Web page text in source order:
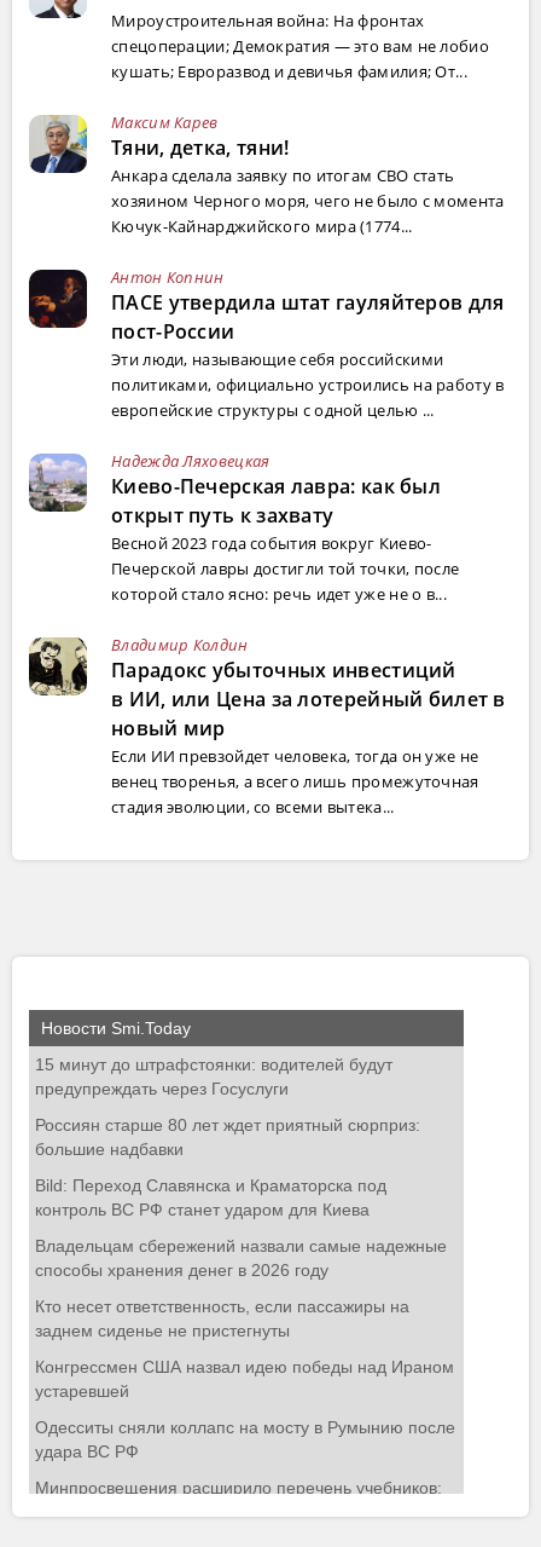
Мироустроительная война: На фронтах
спецоперации; Демократия — это вам не лобио
кушать; Евроразвод и девичья фамилия; От...
Максим Карев
Тяни, детка, тяни!
Анкара сделала заявку по итогам СВО стать
хозяином Черного моря, чего не было с момента
Кючук-Кайнарджийского мира (1774...
Антон Копнин
ПАСЕ утвердила штат гауляйтеров для
пост-России
Эти люди, называющие себя российскими
политиками, официально устроились на работу в
европейские структуры с одной целью ...
Надежда Ляховецкая
Киево-Печерская лавра: как был
открыт путь к захвату
Весной 2023 года события вокруг Киево-
Печерской лавры достигли той точки, после
которой стало ясно: речь идет уже не о в...
Владимир Колдин
Парадокс убыточных инвестиций
в ИИ, или Цена за лотерейный билет в
новый мир
Если ИИ превзойдет человека, тогда он уже не
венец творенья, а всего лишь промежуточная
стадия эволюции, со всеми вытека...